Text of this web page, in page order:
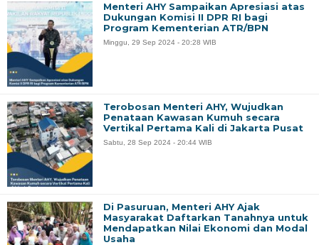
Menteri AHY Sampaikan Apresiasi atas
Dukungan Komisi II DPR RI bagi
Program Kementerian ATR/BPN
Minggu, 29 Sep 2024 - 20:28 WIB
Terobosan Menteri AHY, Wujudkan
Penataan Kawasan Kumuh secara
Vertikal Pertama Kali di Jakarta Pusat
Sabtu, 28 Sep 2024 - 20:44 WIB
Di Pasuruan, Menteri AHY Ajak
Masyarakat Daftarkan Tanahnya untuk
Mendapatkan Nilai Ekonomi dan Modal
Usaha